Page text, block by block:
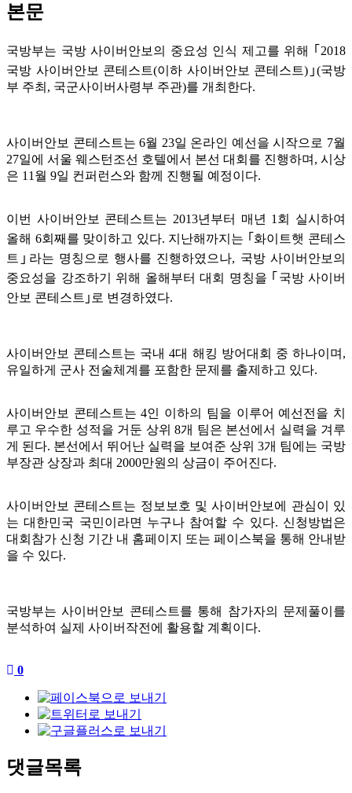
본문
국방부는 국방 사이버안보의 중요성 인식 제고를 위해 ｢2018
국방 사이버안보 콘테스트(이하 사이버안보 콘테스트)｣(국방
부 주최, 국군사이버사령부 주관)를 개최한다.
사이버안보 콘테스트는 6월 23일 온라인 예선을 시작으로 7월
27일에 서울 웨스턴조선 호텔에서 본선 대회를 진행하며, 시상
은 11월 9일 컨퍼런스와 함께 진행될 예정이다.
이번 사이버안보 콘테스트는 2013년부터 매년 1회 실시하여
올해 6회째를 맞이하고 있다. 지난해까지는 ｢화이트햇 콘테스
트｣라는 명칭으로 행사를 진행하였으나, 국방 사이버안보의
중요성을 강조하기 위해 올해부터 대회 명칭을 ｢국방 사이버
안보 콘테스트｣로 변경하였다.
사이버안보 콘테스트는 국내 4대 해킹 방어대회 중 하나이며,
유일하게 군사 전술체계를 포함한 문제를 출제하고 있다.
사이버안보 콘테스트는 4인 이하의 팀을 이루어 예선전을 치
루고 우수한 성적을 거둔 상위 8개 팀은 본선에서 실력을 겨루
게 된다. 본선에서 뛰어난 실력을 보여준 상위 3개 팀에는 국방
부장관 상장과 최대 2000만원의 상금이 주어진다.
사이버안보 콘테스트는 정보보호 및 사이버안보에 관심이 있
는 대한민국 국민이라면 누구나 참여할 수 있다. 신청방법은
대회참가 신청 기간 내 홈페이지 또는 페이스북을 통해 안내받
을 수 있다.
국방부는 사이버안보 콘테스트를 통해 참가자의 문제풀이를
분석하여 실제 사이버작전에 활용할 계획이다.
0
댓글목록